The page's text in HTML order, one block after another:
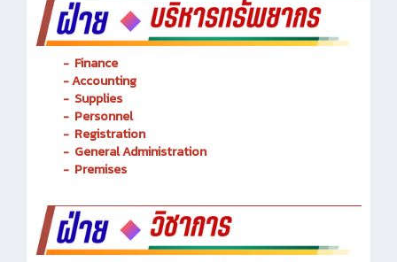
- Finance
-Accounting
- Supplies
- Personnel
- Registration
- General Administration
- Premises